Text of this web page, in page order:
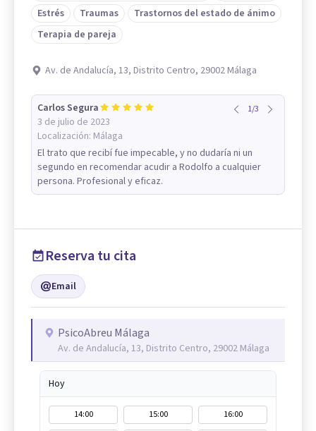
Estrés
Traumas
Trastornos del estado de ánimo
Terapia de pareja
Av. de Andalucía, 13, Distrito Centro, 29002 Málaga
Carlos Segura
3 de julio de 2023
Localización: Málaga
1/3
El trato que recibí fue impecable, y no dudaría ni un
segundo en recomendar acudir a Rodolfo a cualquier
persona. Profesional y eficaz.
Reserva tu cita
Email
PsicoAbreu Málaga
Av. de Andalucía, 13, Distrito Centro, 29002 Málaga
Hoy
14:00 15:00
16:00